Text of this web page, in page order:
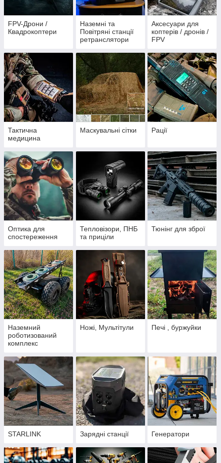
FPV-Дрони /
Квадрокоптери
Наземні та
Повітряні станції
ретранслятори
Аксесуари для
коптерів / дронів /
FPV
Тактична
медицина
Маскувальні сітки Рації
Оптика для
спостереження
Тепловізори, ПНБ
та приціли
Тюнінг для зброї
Наземний
роботизований
комплекс
Ножі, Мультітули Печі , буржуйки
STARLINK Зарядні станції Генератори